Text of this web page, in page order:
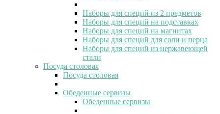
Наборы для специй из 2 предметов
Наборы для специй на подставках
Наборы для специй на магнитах
Наборы для специй для соли и перца
Наборы для специй из нержавеющей
стали
Посуда столовая
Посуда столовая
Обеденные сервизы
Обеденные сервизы